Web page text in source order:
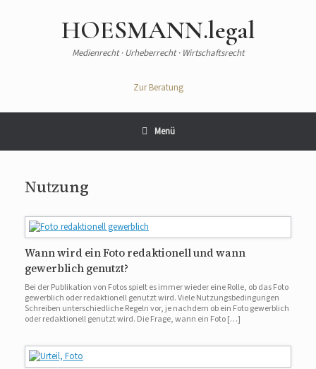
HOESMANN.legal
Medienrecht · Urheberrecht · Wirtschaftsrecht
Zur Beratung
Menü
Nutzung
Wann wird ein Foto redaktionell und wann
gewerblich genutzt?
Bei der Publikation von Fotos spielt es immer wieder eine Rolle, ob das Foto
gewerblich oder redaktionell genutzt wird. Viele Nutzungsbedingungen
Schreiben unterschiedliche Regeln vor, je nachdem ob ein Foto gewerblich
oder redaktionell genutzt wird. Die Frage, wann ein Foto […]